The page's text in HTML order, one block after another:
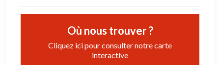
Où nous trouver ?
Cliquez ici pour consulter notre carte
interactive